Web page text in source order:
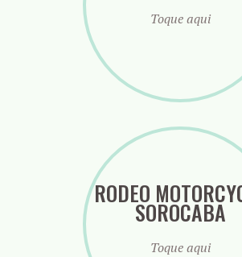
Toque aqui
RODEO
SOROCABA
Toque aqui